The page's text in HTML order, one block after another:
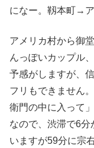
になー。靱本町→ア
アメリカ村から御
んっぽいカップル
予感がしますが、
フリもできません
衛門の中に入って
なので、渋滞で6
いますが59分に宗